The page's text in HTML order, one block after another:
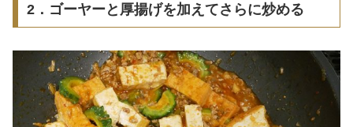
2．ゴーヤーと厚揚げを加えてさらに炒める